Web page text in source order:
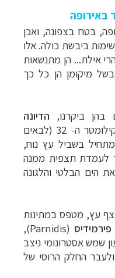
באירופה
בטח בצפונה, ואכן
ביבשת כולה. אלו
אילת... הן מתנשאות
בשל מיקומן הן כל כך
בהן ביקרנו, הדיונה
), ממוקמת בקילומטר ה- 32 (לבאים
בשביל עץ נוח,
לעמדת תצפית ממנה
הים הבלטי והלגונה
עץ, מטפס במתינות
פירמידיס (
Parnidis
),
שמש אסטרונומי ניצב
החלק הרוסי של